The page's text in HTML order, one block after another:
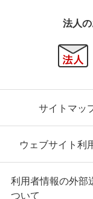
法人
サイトマッ
ウェブサイト利
利用者情報の外部
ついて